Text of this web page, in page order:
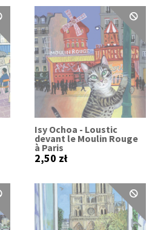
Isy Ochoa - Loustic
devant le Moulin Rouge
à Paris
2,50 zł